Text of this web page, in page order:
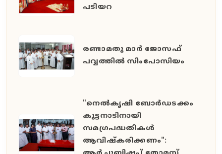
പടിയറ
രണ്ടാമതു മാർ ജോസഫ്
പവ്വത്തിൽ സിംപോസിയം
"നെൽകൃഷി ബോർഡടക്കം
കുട്ടനാടിനായി
സമഗ്രപദ്ധതികൾ
ആവിഷ്കരിക്കണം":